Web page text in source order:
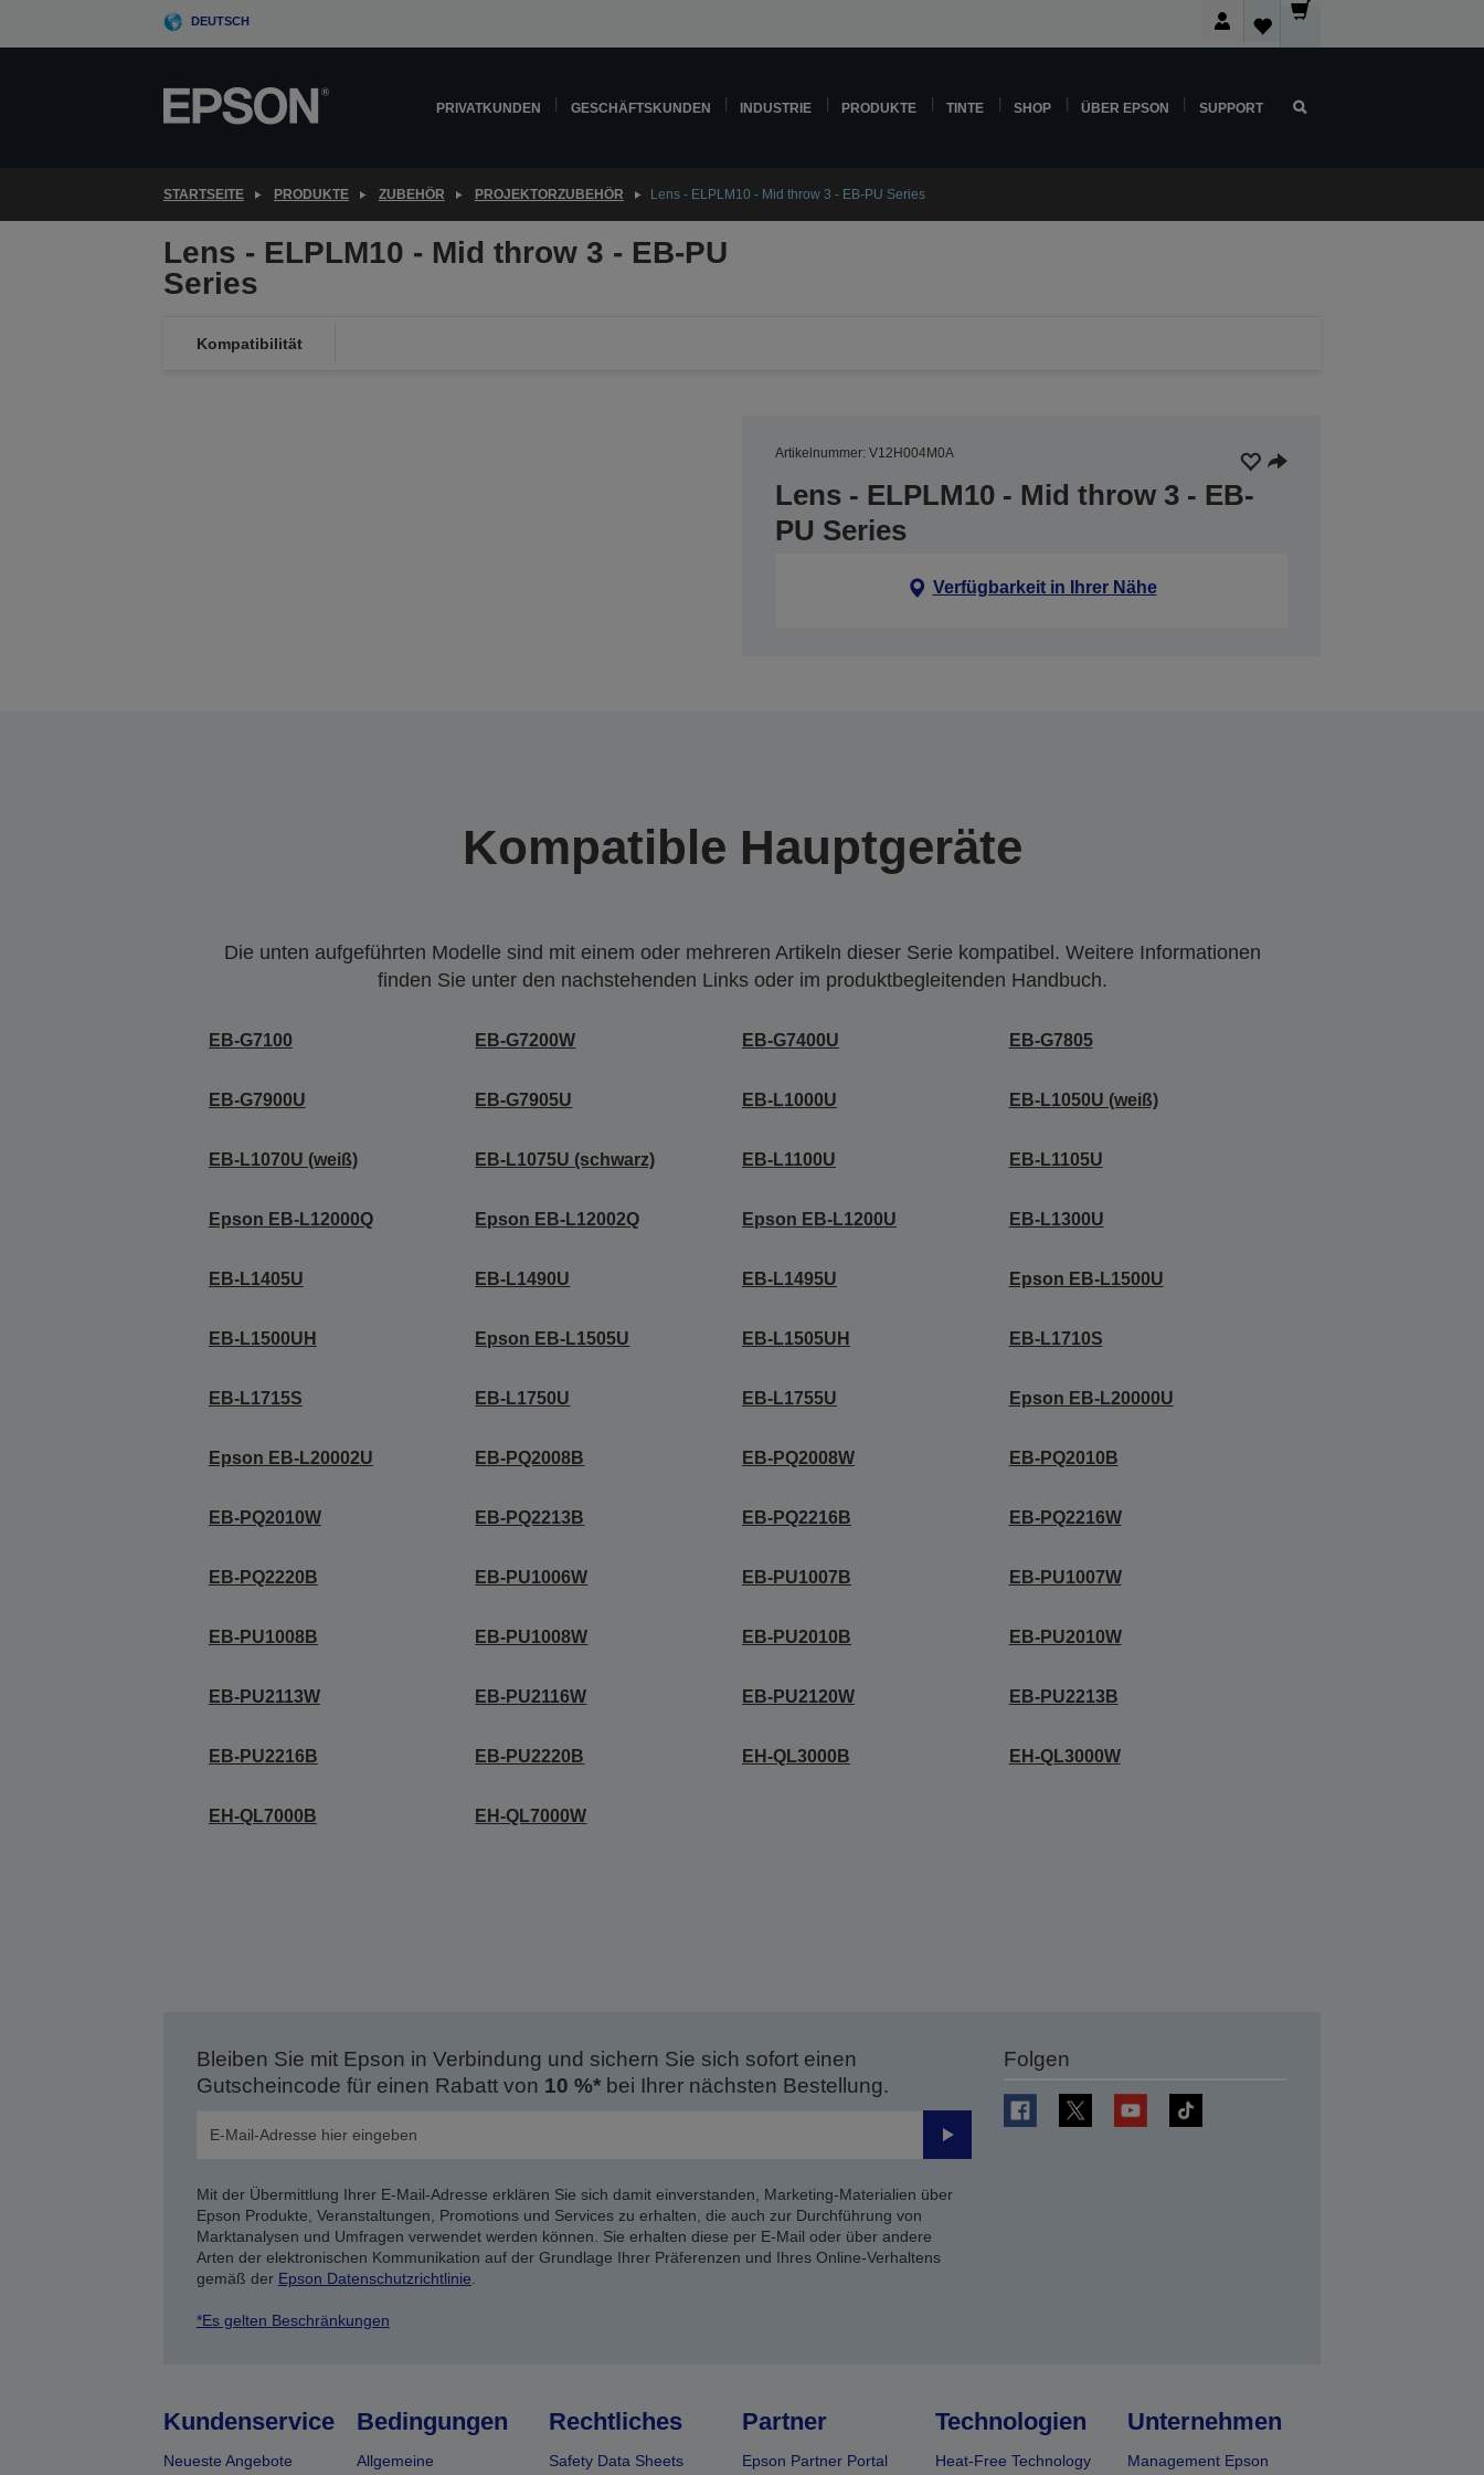
DEUTSCH
PRIVATKUNDEN GESCHÄFTSKUNDEN INDUSTRIE PRODUKTE TINTE SHOP ÜBER EPSON SUPPORT
STARTSEITE PRODUKTE ZUBEHÖR PROJEKTORZUBEHÖR Lens - ELPLM10 - Mid throw 3 - EB-PU Series
Lens - ELPLM10 - Mid throw 3 - EB-PU
Series
Kompatibilität
Artikelnummer: V12H004M0A
Lens - ELPLM10 - Mid throw 3 - EB-
PU Series
Verfügbarkeit in Ihrer Nähe
Kompatible Hauptgeräte
Die unten aufgeführten Modelle sind mit einem oder mehreren Artikeln dieser Serie kompatibel. Weitere Informationen
finden Sie unter den nachstehenden Links oder im produktbegleitenden Handbuch.
EB-G7100 EB-G7200W EB-G7400U EB-G7805
EB-G7900U EB-G7905U EB-L1000U EB-L1050U (weiß)
EB-L1070U (weiß) EB-L1075U (schwarz) EB-L1100U EB-L1105U
Epson EB-L12000Q Epson EB-L12002Q Epson EB-L1200U EB-L1300U
EB-L1405U EB-L1490U EB-L1495U Epson EB-L1500U
EB-L1500UH Epson EB-L1505U EB-L1505UH EB-L1710S
EB-L1715S EB-L1750U EB-L1755U Epson EB-L20000U
Epson EB-L20002U EB-PQ2008B EB-PQ2008W EB-PQ2010B
EB-PQ2010W EB-PQ2213B EB-PQ2216B EB-PQ2216W
EB-PQ2220B EB-PU1006W EB-PU1007B EB-PU1007W
EB-PU1008B EB-PU1008W EB-PU2010B EB-PU2010W
EB-PU2113W EB-PU2116W EB-PU2120W EB-PU2213B
EB-PU2216B EB-PU2220B EH-QL3000B EH-QL3000W
EH-QL7000B EH-QL7000W
Bleiben Sie mit Epson in Verbindung und sichern Sie sich sofort einen
Gutscheincode für einen Rabatt von 10 %*bei Ihrer nächsten Bestellung.
Senden
Mit der Übermittlung Ihrer E-Mail-Adresse erklären Sie sich damit einverstanden, Marketing-Materialien über
Epson Produkte, Veranstaltungen, Promotions und Services zu erhalten, die auch zur Durchführung von
Marktanalysen und Umfragen verwendet werden können. Sie erhalten diese per E-Mail oder über andere
Arten der elektronischen Kommunikation auf der Grundlage Ihrer Präferenzen und Ihres Online-Verhaltens
gemäß der Epson Datenschutzrichtlinie
*Es gelten Beschränkungen
Folgen
Kundenservice
Neueste Angebote
Bedingungen
Allgemeine
Rechtliches
Safety Data Sheets
Partner
Epson Partner Portal
Technologien
Heat-Free Technology
Unternehmen
Management Epson